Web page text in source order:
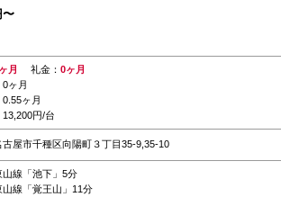
〜
月 礼金： 0ヶ月
ヶ月
ヶ月
円/台
古屋市千種区向陽町３丁目35-9,35-10
山線「池下」5分
山線「覚王山」11分